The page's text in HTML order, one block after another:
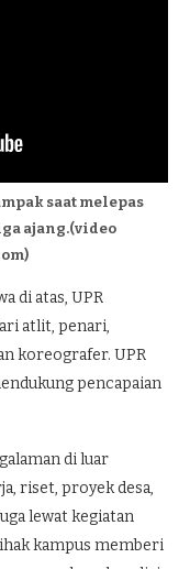
saat melepas
ajang.(video
di atas, UPR
atlit, penari,
koreografer. UPR
pencapaian
di luar
riset, proyek desa,
lewat kegiatan
kampus memberi